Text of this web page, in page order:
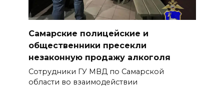
Самарские полицейские и
общественники пресекли
незаконную продажу алкоголя
Сотрудники ГУ МВД по Самарской
области во взаимодействии